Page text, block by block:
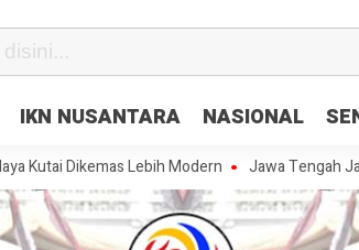
IKN NUSANTARA NASIONAL
Lebih Modern Jawa Tengah Jajaki